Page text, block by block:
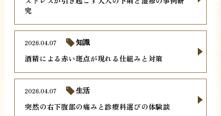
究
酒精による赤い斑点が現れる仕組みと対策
2026.04.07 知識
突然の右下腹部の痛みと診療科選びの体験談
2026.04.07 生活